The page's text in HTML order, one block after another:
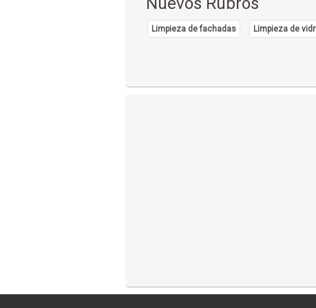
Limpieza de fachadas Limpieza de